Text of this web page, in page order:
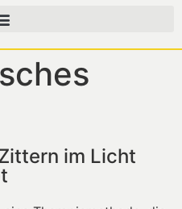
im Licht